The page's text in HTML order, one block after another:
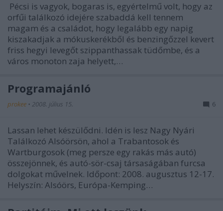
Pécsi is vagyok, bogaras is, egyértelmű volt, hogy az
orfűi találkozó idejére szabaddá kell tennem
magam és a családot, hogy legalább egy napig
kiszakadjak a mókuskerékből és benzingőzzel kevert
friss hegyi levegőt szippanthassak tüdőmbe, és a
város monoton zaja helyett,…
Programajánló
prokee • 2008. július 15. 6
Lassan lehet készülődni. Idén is lesz Nagy Nyári
Találkozó Alsóörsön, ahol a Trabantosok és
Wartburgosok (meg persze egy rakás más autó)
összejönnek, és autó-sör-csaj társaságában furcsa
dolgokat művelnek. Időpont: 2008. augusztus 12-17.
Helyszín: Alsóörs, Európa-Kemping…